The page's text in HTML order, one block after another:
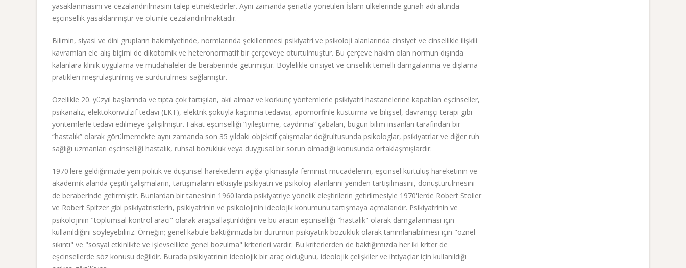
yasaklanmasını ve cezalandırılmasını talep etmektedirler. Aynı zamanda şeriatla yönetilen İslam ülkelerinde günah adı altında
eşcinsellik yasaklanmıştır ve ölümle cezalandırılmaktadır.
Bilimin, siyasi ve dini grupların hakimiyetinde, normlarında şekillenmesi psikiyatri ve psikoloji alanlarında cinsiyet ve cinsellikle ilişkili
kavramları ele alış biçimi de dikotomik ve heteronormatif bir çerçeveye oturtulmuştur. Bu çerçeve hakim olan normun dışında
kalanlara klinik uygulama ve müdahaleler de beraberinde getirmiştir. Böylelikle cinsiyet ve cinsellik temelli damgalanma ve dışlama
pratikleri meşrulaştırılmış ve sürdürülmesi sağlamıştır.
Özellikle 20. yüzyıl başlarında ve tıpta çok tartışılan, akıl almaz ve korkunç yöntemlerle psikiyatri hastanelerine kapatılan eşcinseller,
psikanaliz, elektokonvulzif tedavi (EKT), elektrik şokuyla kaçınma tedavisi, apomorfinle kusturma ve bilişsel, davranışçı terapi gibi
yöntemlerle tedavi edilmeye çalışılmıştır. Fakat eşcinselliği “iyileştirme, caydırma” çabaları, bugün bilim insanları tarafından bir
“hastalık” olarak görülmemekte aynı zamanda son 35 yıldaki objektif çalışmalar doğrultusunda psikologlar, psikiyatrlar ve diğer ruh
sağlığı uzmanları eşcinselliği hastalık, ruhsal bozukluk veya duygusal bir sorun olmadığı konusunda ortaklaşmışlardır.
1970'lere geldiğimizde yeni politik ve düşünsel hareketlerin açığa çıkmasıyla feminist mücadelenin, eşcinsel kurtuluş hareketinin ve
akademik alanda çeşitli çalışmaların, tartışmaların etkisiyle psikiyatri ve psikoloji alanlarını yeniden tartışılmasını, dönüştürülmesini
de beraberinde getirmiştir. Bunlardan bir tanesinin 1960'larda psikiyatriye yönelik eleştirilerin getirilmesiyle 1970'lerde Robert Stoller
ve Robert Spitzer gibi psikiyatristlerin, psikiyatrinin ve psikolojinin ideolojik konumunu tartışmaya açmalarıdır. Psikiyatrinin ve
psikolojinin "toplumsal kontrol aracı" olarak araçsallaştırıldığını ve bu aracın eşcinselliği "hastalık" olarak damgalanması için
kullanıldığını söyleyebiliriz. Örneğin; genel kabule baktığımızda bir durumun psikiyatrik bozukluk olarak tanımlanabilmesi için "öznel
sıkıntı" ve "sosyal etkinlikte ve işlevsellikte genel bozulma" kriterleri vardır. Bu kriterlerden de baktığımızda her iki kriter de
eşcinsellerde söz konusu değildir. Burada psikiyatrinin ideolojik bir araç olduğunu, ideolojik çelişkiler ve ihtiyaçlar için kullanıldığı